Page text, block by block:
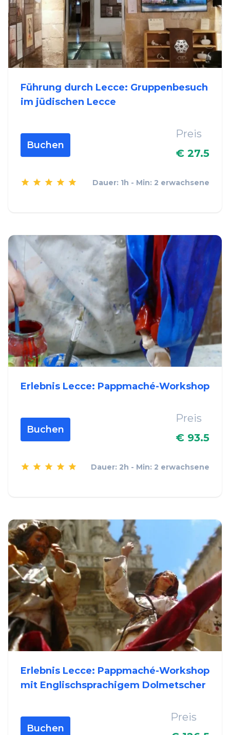
Führung durch Lecce: Gruppenbesuch
im jüdischen Lecce
Buchen
Preis
€ 27.5
Dauer: 1h - Min: 2 erwachsene
Erlebnis Lecce: Pappmaché-Workshop
Buchen
Preis
€ 93.5
Dauer: 2h - Min: 2 erwachsene
Erlebnis Lecce: Pappmaché-Workshop
mit Englischsprachigem Dolmetscher
Buchen
Preis